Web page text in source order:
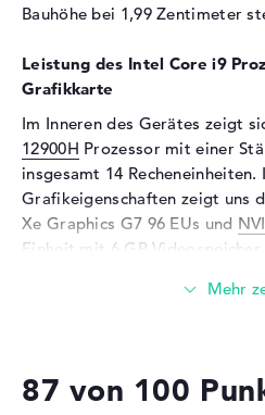
Kartenleser
Unterstützte Flash-
Speicherkarten
Audio
Soundkarte
Mikrofon
Eingabegeräte
Bauhöhe bei 1,99 Zentimeter
Leistung des Intel Core i9
Grafikkarte
Im Inneren des Gerätes zeigt
12900H Prozessor mit einer
insgesamt 14
Grafikeigenschaften zeigt uns
Xe Graphics G7 96 EUs und
Einheit mit 6 GB Videospeicher
Beim Arbeitsspeicher (RAM)
87 von 100